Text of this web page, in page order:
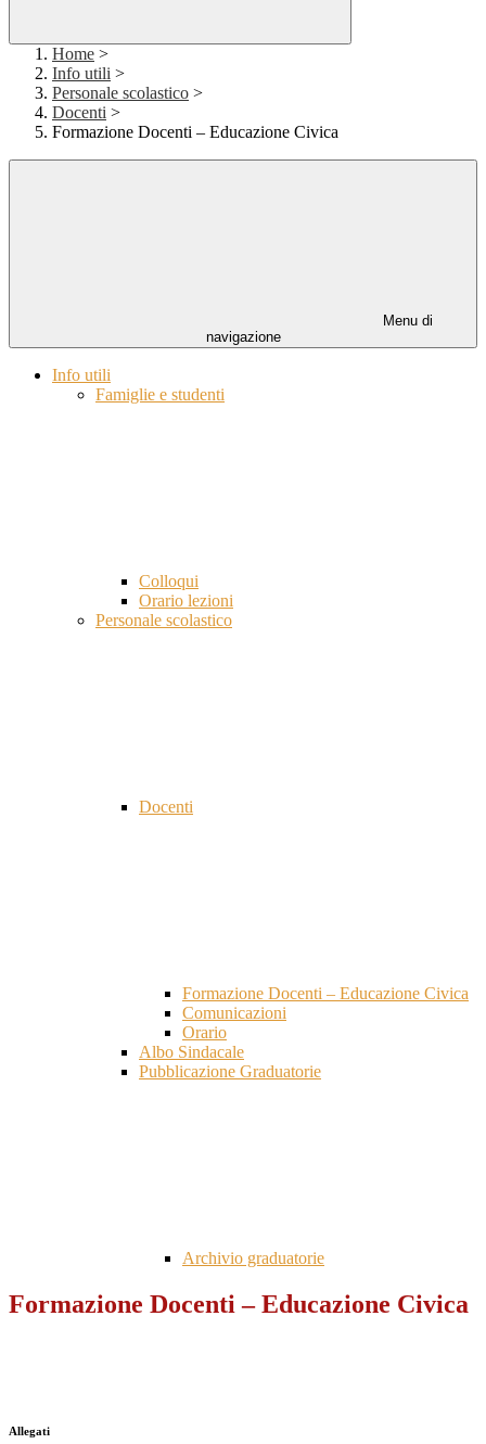
Home >
Info utili >
Personale scolastico >
Docenti >
Formazione Docenti – Educazione Civica
Menu di
navigazione
Info utili
Famiglie e studenti
Colloqui
Orario lezioni
Personale scolastico
Docenti
Formazione Docenti – Educazione Civica
Comunicazioni
Orario
Albo Sindacale
Pubblicazione Graduatorie
Archivio graduatorie
Formazione Docenti – Educazione Civica
Allegati